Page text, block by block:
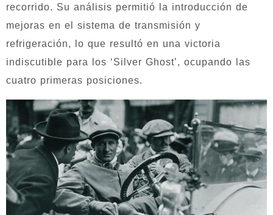
recorrido. Su análisis permitió la introducción de
mejoras en el sistema de transmisión y
refrigeración, lo que resultó en una victoria
indiscutible para los ‘Silver Ghost’, ocupando las
cuatro primeras posiciones.